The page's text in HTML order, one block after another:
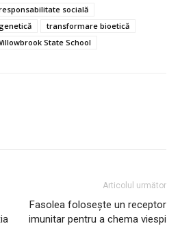
socială
transformare bioetică
State School
Articolul următor
Fasolea folosește un receptor
imunitar pentru a chema viespi